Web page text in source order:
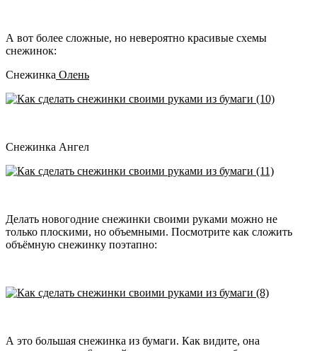
А вот более сложные, но невероятно красивые схемы
снежинок:
Снежинка Олень
Снежинка Ангел
Делать новогодние снежинки своими руками можно не
только плоскими, но объемными. Посмотрите как сложить
объёмную снежинку поэтапно:
А это большая снежинка из бумаги. Как видите, она